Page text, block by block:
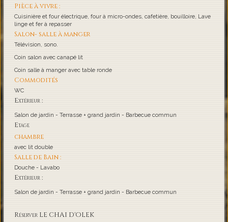
Pièce à vivre :
Cuisinière et four électrique, four à micro-ondes, cafetière, bouilloire, Lave
linge et fer à repasser
Salon- salle à manger
Télévision, sono.
Coin salon avec canapé lit
Coin salle à manger avec table ronde
Commodités
WC
Extérieur :
Salon de jardin - Terrasse + grand jardin - Barbecue commun
Etage
chambre
avec lit double
Salle de Bain :
Douche - Lavabo
Extérieur :
Salon de jardin - Terrasse + grand jardin - Barbecue commun
Réserver LE CHAI D'OLEK